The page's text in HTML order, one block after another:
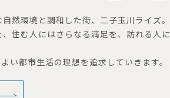
自然環境と調和した街、二子玉川ライズ。
住む人にはさらなる満足を、訪れる人に
い都市生活の理想を追求していきます。